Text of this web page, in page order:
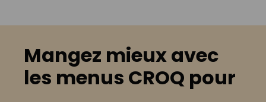
Mangez mieux avec
les menus CROQ pour